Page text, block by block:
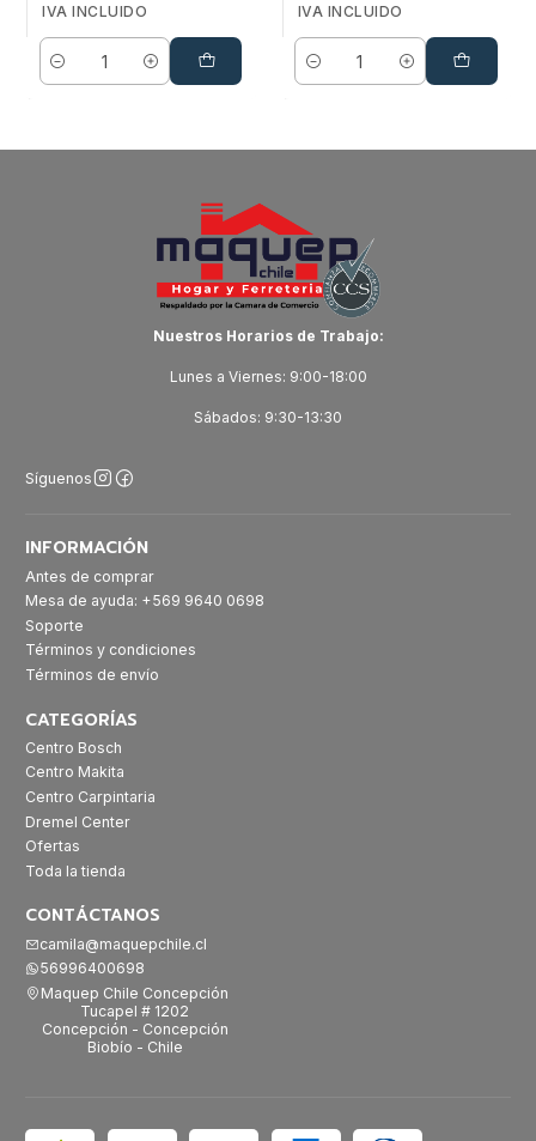
IVA INCLUIDO
Cantidad
IVA INCLUIDO
Cantidad
Nuestros Horarios de Trabajo:
Lunes a Viernes: 9:00-18:00
Sábados: 9:30-13:30
Síguenos
INFORMACIÓN
Antes de comprar
Mesa de ayuda: +569 9640 0698
Soporte
Términos y condiciones
Términos de envío
CATEGORÍAS
Centro Bosch
Centro Makita
Centro Carpintaria
Dremel Center
Ofertas
Toda la tienda
CONTÁCTANOS
camila@maquepchile.cl
56996400698
Maquep Chile Concepción
Tucapel # 1202
Concepción - Concepción
Biobío - Chile